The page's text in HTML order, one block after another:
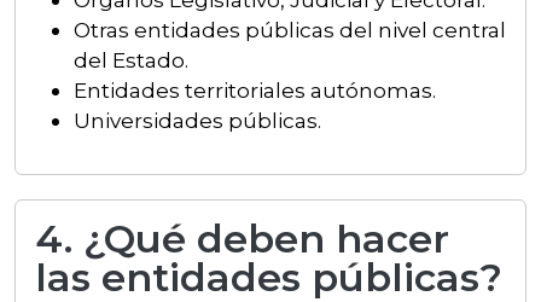
Otras entidades públicas del nivel central
del Estado.
Entidades territoriales autónomas.
Universidades públicas.
4. ¿Qué deben hacer
las entidades públicas?